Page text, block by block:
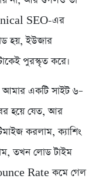
SEO-এর
হয়, ইউজার
পুরস্কৃত করে।
আমার একটি সাইট ৬–
হয়ে যেত, আর
করলাম, ক্যাশিং
তখন লোড টাইম
Rate কমে গেল